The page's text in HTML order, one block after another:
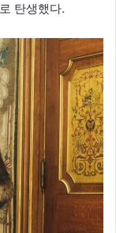
탄생했다.